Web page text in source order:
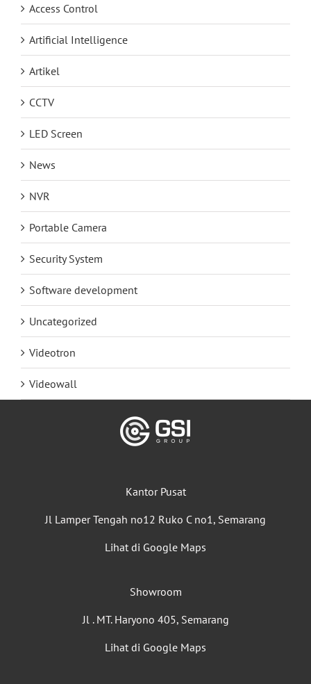
Access Control
Artificial Intelligence
Artikel
CCTV
LED Screen
News
NVR
Portable Camera
Security System
Software development
Uncategorized
Videotron
Videowall
Kantor Pusat
Jl Lamper Tengah no12 Ruko C no1, Semarang
Lihat di Google Maps
Showroom
Jl . MT. Haryono 405, Semarang
Lihat di Google Maps